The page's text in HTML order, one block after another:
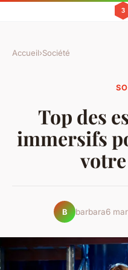
Accueil›Société
Top des
immersifs
B barbara6